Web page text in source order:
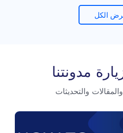
الكل
مدونتنا
والتحديثات